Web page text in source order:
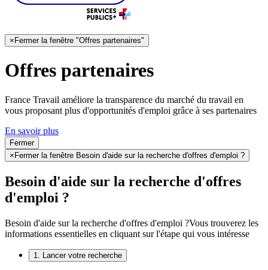
× Fermer la fenêtre "Offres partenaires"
Offres partenaires
France Travail améliore la transparence du marché du travail en
vous proposant plus d'opportunités d'emploi grâce à ses partenaires
En savoir plus
Fermer
× Fermer la fenêtre Besoin d'aide sur la recherche d'offres d'emploi ?
Besoin d'aide sur la recherche d'offres
d'emploi ?
Besoin d'aide sur la recherche d'offres d'emploi ?Vous trouverez les
informations essentielles en cliquant sur l'étape qui vous intéresse
1. Lancer votre recherche